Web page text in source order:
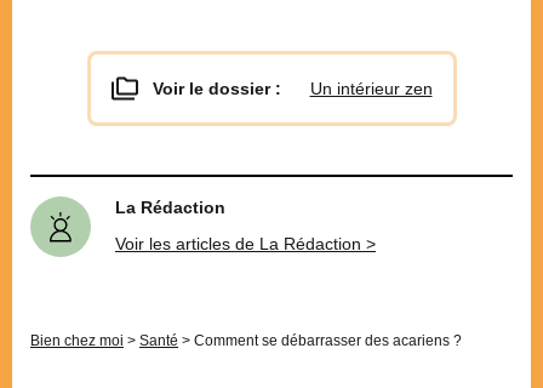
Voir le dossier : Un intérieur zen
La Rédaction
Voir les articles de La Rédaction >
Bien chez moi > Santé > Comment se débarrasser des acariens ?